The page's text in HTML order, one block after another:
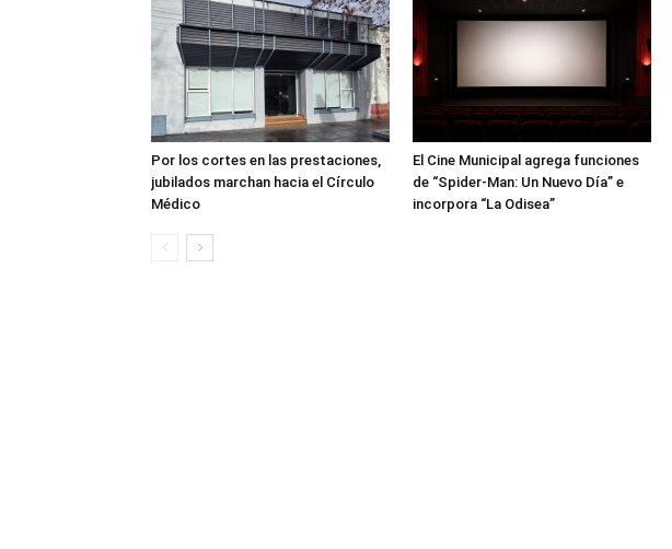
Por los cortes en las prestaciones,
jubilados marchan hacia el Círculo
Médico
El Cine Municipal agrega funciones
de “Spider-Man: Un Nuevo Día” e
incorpora “La Odisea”